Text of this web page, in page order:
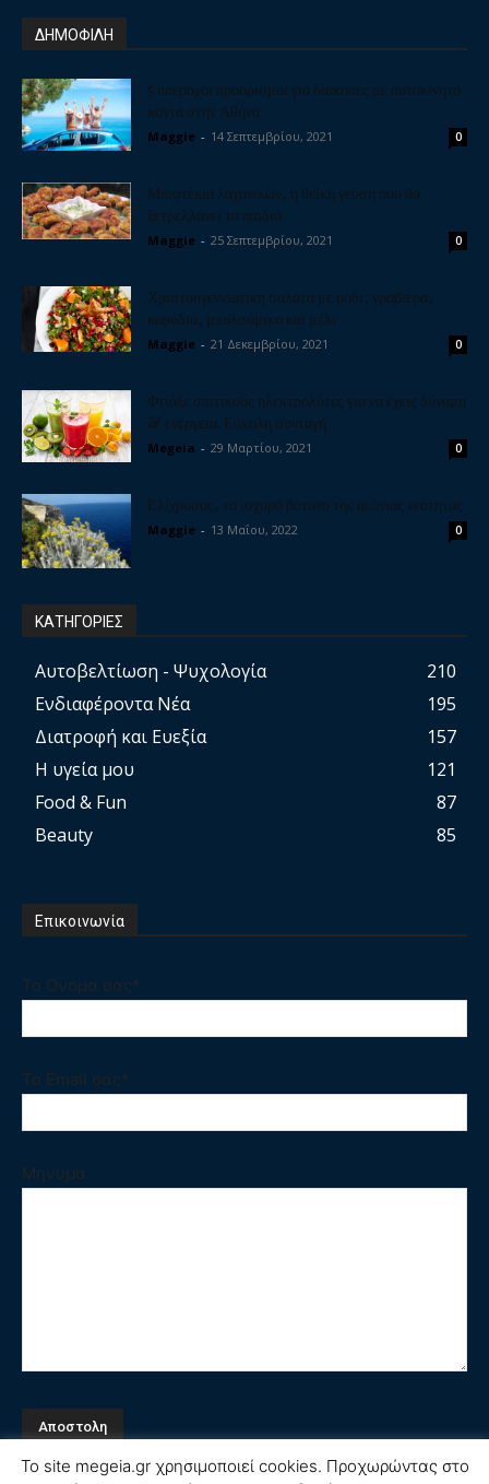
ΔΗΜΟΦΙΛΗ
5 υπέροχοι προορισμοί για διακοπές με αυτοκίνητο
κοντά στην Αθήνα
Maggie - 14 Σεπτεμβρίου, 2021 0
Μπιφτέκια λαχανικών, η θεϊκή γεύση που θα
ξετρελλάνει τα παιδιά
Maggie - 25 Σεπτεμβρίου, 2021 0
Χριστουγεννιάτικη σαλάτα με ρόδι, γραβιέρα,
καρύδια, μπαλσάμικο και μέλι
Maggie - 21 Δεκεμβρίου, 2021 0
Φτιάξε σπιτικούς ηλεκτρολύτες για να έχεις δύναμη
& ενέργεια. Εύκολη συνταγή
Megeia - 29 Μαρτίου, 2021 0
Ελίχρυσος, το ισχυρό βότανο της αιώνιας νεότητας
Maggie - 13 Μαΐου, 2022 0
ΚΑΤΗΓΟΡΙΕΣ
Αυτοβελτίωση - Ψυχολογία
210
Ενδιαφέροντα Νέα
195
Διατροφή και Ευεξία
157
Η υγεία μου
121
Food & Fun
87
Beauty
85
Επικοινωνία
Το Ονομα σας*
Το Email σας*
Μηνυμα
Το site megeia.gr χρησιμοποιεί cookies. Προχωρώντας στο